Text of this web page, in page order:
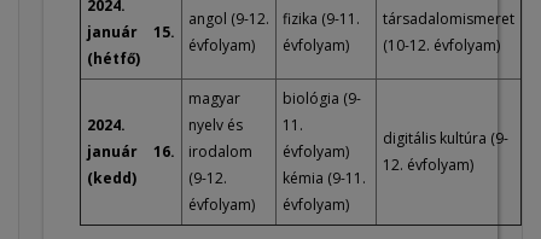
2024.
január 15.
(hétfő)
angol (9-12.
évfolyam)
fizika (9-11.
évfolyam)
társadalomismeret
(10-12. évfolyam)
2024.
január 16.
(kedd)
magyar
nyelv és
irodalom
(9-12.
évfolyam)
biológia (9-
11.
évfolyam)
kémia (9-11.
évfolyam)
digitális kultúra (9-
12. évfolyam)